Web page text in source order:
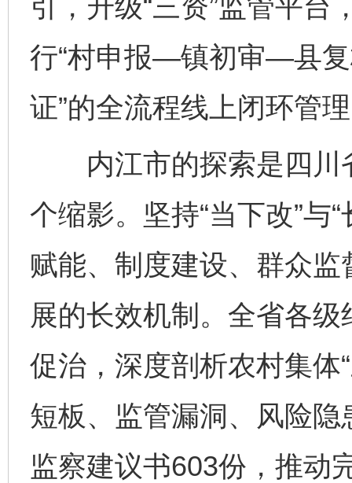
引，升级“三资”监管平
行“村申报—镇初审—县
证”的全流程线上闭环管
内江市的探索是四川
个缩影。坚持“当下改”与
赋能、制度建设、群众
展的长效机制。全省各
促治，深度剖析农村集体
短板、监管漏洞、风险
监察建议书603份，推动